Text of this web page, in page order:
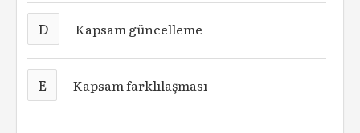
D Kapsam güncelleme
E Kapsam farklılaşması